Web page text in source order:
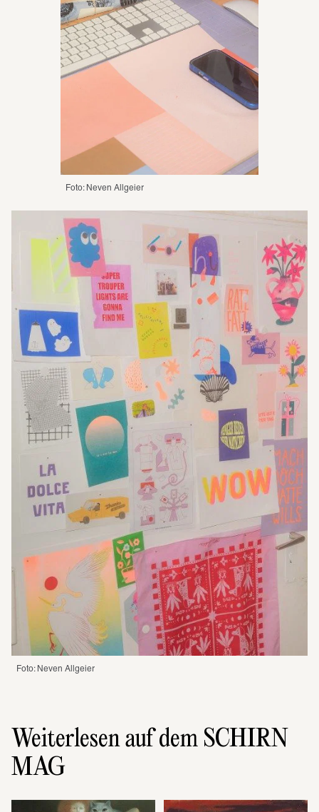
Foto: Neven Allgeier
Foto: Neven Allgeier
Weiterlesen auf dem SCHIRN
MAG